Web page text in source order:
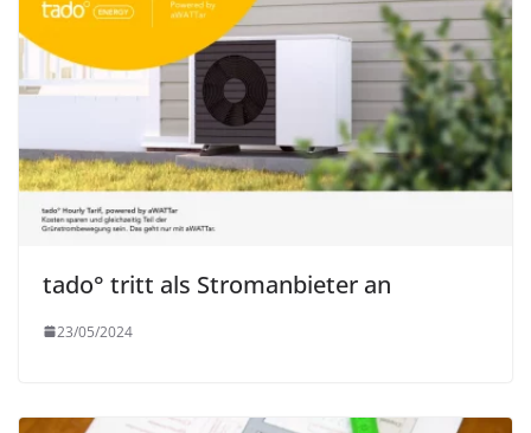
tado° tritt als Stromanbieter an
23/05/2024